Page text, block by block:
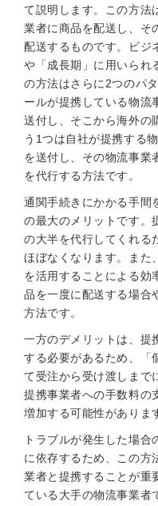
て説明します。この方法
業者に商品を配送し、そ
配送するものです。ビジ
や「成長期」に用いられ
の方法はさらに2つのパ
ールが提携している物流
送付し、そこから海外の
う1つは自社が提携する
を送付し、その物流事業
を代行する方法です。
通関手続きにかかる手間
の最大のメリットです。
の大半を代行してくれる
ほぼなくなります。また
を活用することによる効
品を一度に配送する場合
方法です。
一方のデメリットは、提
する必要があるため、「
て受注から受け渡しまで
提携事業者への手数料の
増加する可能性がありま
トラブルが発生した場
に依存するため、この方
業者と提携することが重
ている大手の物流事業者